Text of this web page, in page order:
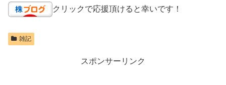
クリックで応援頂けると幸いです！
雑記
スポンサーリンク